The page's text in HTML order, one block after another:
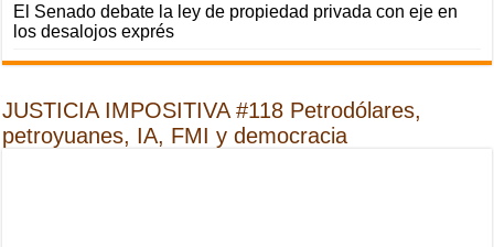
El Senado debate la ley de propiedad privada con eje en
los desalojos exprés
JUSTICIA IMPOSITIVA #118 Petrodólares,
petroyuanes, IA, FMI y democracia